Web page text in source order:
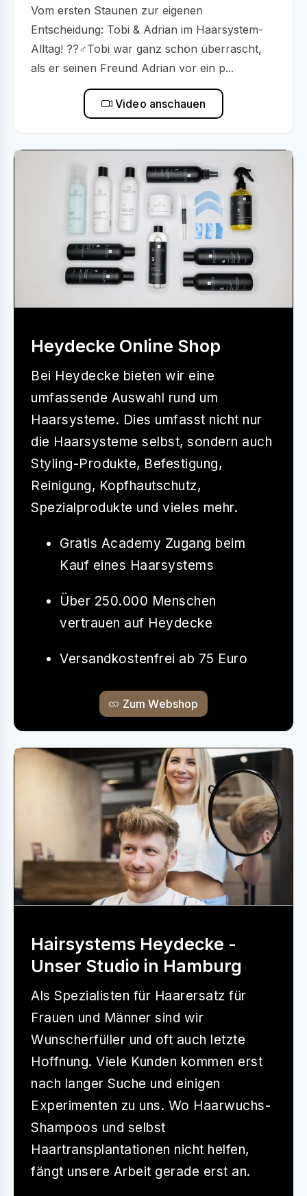
Vom ersten Staunen zur eigenen
Entscheidung: Tobi & Adrian im Haarsystem-
Alltag! ??‍♂️Tobi war ganz schön überrascht,
als er seinen Freund Adrian vor ein p...
Video anschauen
Heydecke Online Shop
Bei Heydecke bieten wir eine
umfassende Auswahl rund um
Haarsysteme. Dies umfasst nicht nur
die Haarsysteme selbst, sondern auch
Styling-Produkte, Befestigung,
Reinigung, Kopfhautschutz,
Spezialprodukte und vieles mehr.
Gratis Academy Zugang beim
Kauf eines Haarsystems
Über 250.000 Menschen
vertrauen auf Heydecke
Versandkostenfrei ab 75 Euro
Zum Webshop
Hairsystems Heydecke -
Unser Studio in Hamburg
Als Spezialisten für Haarersatz für
Frauen und Männer sind wir
Wunscherfüller und oft auch letzte
Hoffnung. Viele Kunden kommen erst
nach langer Suche und einigen
Experimenten zu uns. Wo Haarwuchs-
Shampoos und selbst
Haartransplantationen nicht helfen,
fängt unsere Arbeit gerade erst an.